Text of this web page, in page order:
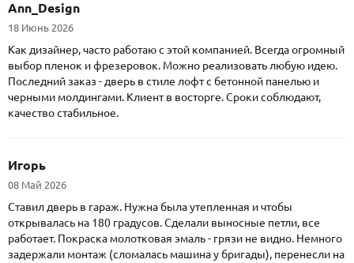
Ann_Design
18 Июнь 2026
Как дизайнер, часто работаю с этой компанией. Всегда огромный
выбор пленок и фрезеровок. Можно реализовать любую идею.
Последний заказ - дверь в стиле лофт с бетонной панелью и
черными молдингами. Клиент в восторге. Сроки соблюдают,
качество стабильное.
Игорь
08 Май 2026
Ставил дверь в гараж. Нужна была утепленная и чтобы
открывалась на 180 градусов. Сделали выносные петли, все
работает. Покраска молотковая эмаль - грязи не видно. Немного
задержали монтаж (сломалась машина у бригады), перенесли на